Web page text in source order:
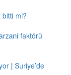
bitti mi?
faktörü
| Suriye’de